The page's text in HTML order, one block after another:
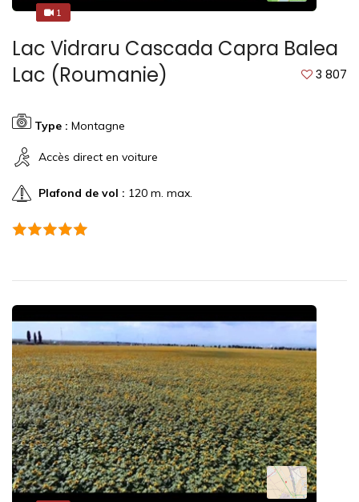
11
Lac Vidraru Cascada Capra Balea
Lac (Roumanie)
3 807
Type : Montagne
Accès direct en voiture
Plafond de vol : 120 m. max.